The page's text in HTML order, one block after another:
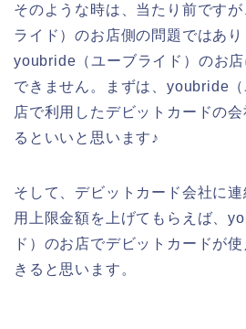
そのような時は、当たり前です
ライド）のお店側の問題ではあり
youbride（ユーブライド）のお
できません。まずは、youbride
店で利用したデビットカードの
るといいと思います♪
そして、デビットカード会社に
用上限金額を上げてもらえば、
ド）のお店でデビットカードが
きると思います。